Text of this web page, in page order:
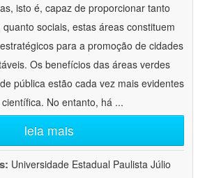
isto é, capaz de proporcionar tanto
sociais, estas áreas constituem
para a promoção de cidades
Os benefícios das áreas verdes
pública estão cada vez mais evidentes
No entanto, há ...
leia mais
Universidade Estadual Paulista Júlio